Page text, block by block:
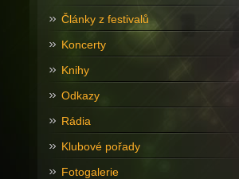
Články z festivalů
Koncerty
Knihy
Odkazy
Rádia
Klubové pořady
Fotogalerie